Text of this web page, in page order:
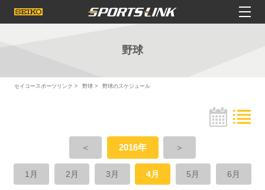
野球
セイコースポーツリンク 野球 野球のスケジュール
＜ 2016年 ＞
1月 2月 3月 4月 5月 6月